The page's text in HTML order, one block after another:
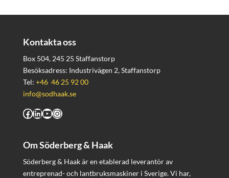
Kontakta oss
Box 504, 245 25 Staffanstorp
Besöksadress: Industrivägen 2, Staffanstorp
Tel: +46 46 25 92 00
info@sodhaak.se
Facebook
LinkedIn
YouTube
Instagram
Om Söderberg & Haak
Söderberg & Haak är en etablerad leverantör av
entreprenad- och lantbruksmaskiner i Sverige. Vi har,